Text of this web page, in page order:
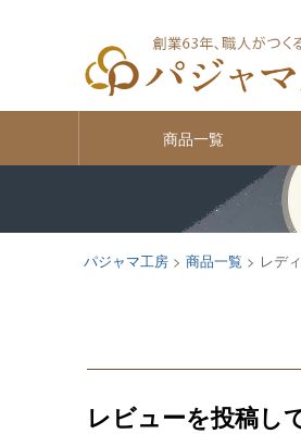
商品一覧
パジャマ工房 商品一覧 レデ
レビューを投稿し